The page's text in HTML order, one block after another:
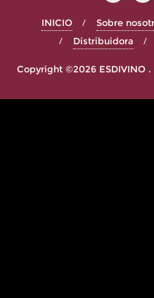
INICIO Sobre
Distribuidora
Copyright ©2026 ESDIVINO